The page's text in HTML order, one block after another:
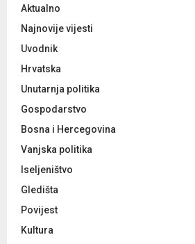
:Aktualno
Najnovije vijesti
Uvodnik
Hrvatska
Unutarnja politika
Gospodarstvo
Bosna i Hercegovina
Vanjska politika
Iseljeništvo
Gledišta
Povijest
Kultura